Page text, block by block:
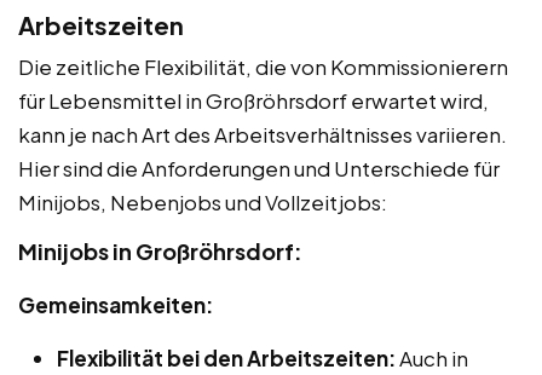
Arbeitszeiten
Die zeitliche Flexibilität, die von Kommissionierern
für Lebensmittel in Großröhrsdorf erwartet wird,
kann je nach Art des Arbeitsverhältnisses variieren.
Hier sind die Anforderungen und Unterschiede für
Minijobs, Nebenjobs und Vollzeitjobs:
Minijobs in Großröhrsdorf:
Gemeinsamkeiten:
Flexibilität bei den Arbeitszeiten:Auch in